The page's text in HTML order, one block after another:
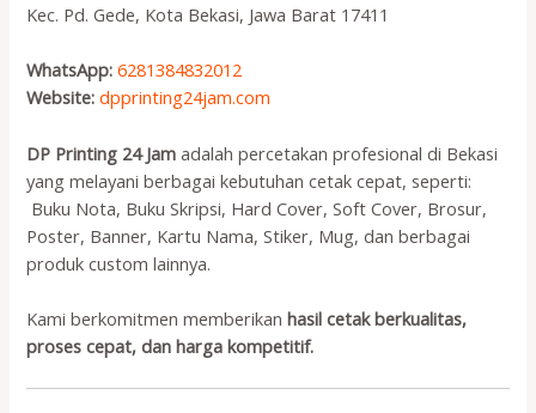
Kec. Pd. Gede, Kota Bekasi, Jawa Barat 17411
WhatsApp: 6281384832012
Website: dpprinting24jam.com
DP Printing 24 Jam adalah percetakan profesional di Bekasi
yang melayani berbagai kebutuhan cetak cepat, seperti:
️ Buku Nota, Buku Skripsi, Hard Cover, Soft Cover, Brosur,
Poster, Banner, Kartu Nama, Stiker, Mug, dan berbagai
produk custom lainnya.
Kami berkomitmen memberikanhasil cetak berkualitas,
proses cepat, dan harga kompetitif.